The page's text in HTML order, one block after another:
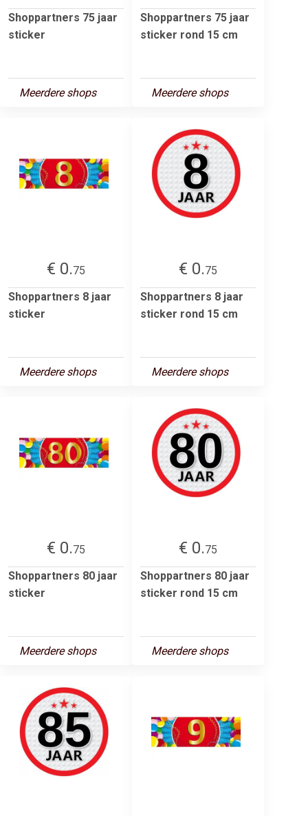
Shoppartners 75 jaar
sticker
Meerdere shops
Shoppartners 75 jaar
sticker rond 15 cm
Meerdere shops
€ 0.75
Shoppartners 8 jaar
sticker
Meerdere shops
€ 0.75
Shoppartners 8 jaar
sticker rond 15 cm
Meerdere shops
€ 0.75
Shoppartners 80 jaar
sticker
Meerdere shops
€ 0.75
Shoppartners 80 jaar
sticker rond 15 cm
Meerdere shops